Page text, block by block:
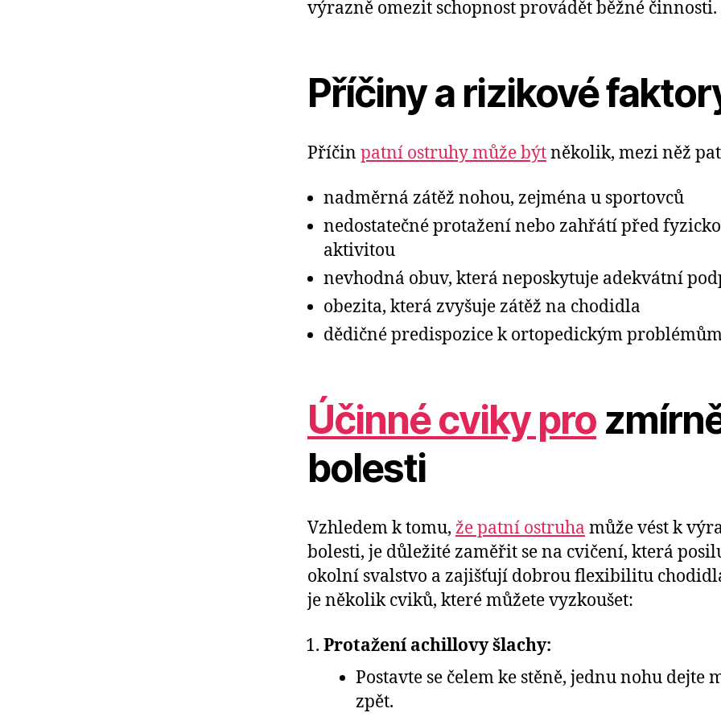
výrazně omezit schopnost provádět běžné činnosti.
Příčiny a rizikové
Příčin patní ostruhy může býtněkolik, mezi něž
nadměrná zátěž nohou, zejména u sportovců
nedostatečné protažení nebo zahřátí před
aktivitou
nevhodná obuv, která neposkytuje adekvátní
obezita, která zvyšuje zátěž na chodidla
dědičné predispozice k ortopedickým
Účinné cviky pro
bolesti
Vzhledem k tomu, že patní ostruha může vést k
bolesti, je důležité zaměřit se na cvičení, která
okolní svalstvo a zajišťují dobrou flexibilitu
je několik cviků, které můžete vyzkoušet:
Protažení achillovy šlachy:
Postavte se čelem ke stěně, jednu nohu dejte
zpět.